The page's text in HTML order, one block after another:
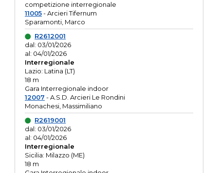
competizione interregionale
11005- Arcieri Tifernum
Sparamonti, Marco
R2612001
dal: 03/01/2026
al: 04/01/2026
Interregionale
Lazio: Latina (LT)
18 m
Gara Interregionale indoor
12007 - A.S.D. Arcieri Le Rondini
Monachesi, Massimiliano
R2619001
dal: 03/01/2026
al: 04/01/2026
Interregionale
Sicilia: Milazzo (ME)
18 m